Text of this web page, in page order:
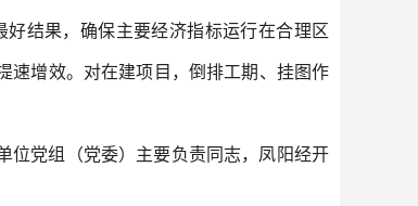
结果，确保主要经济指标运行在合理区
速增效。对在建项目，倒排工期、挂图作
位党组（党委）主要负责同志，凤阳经开